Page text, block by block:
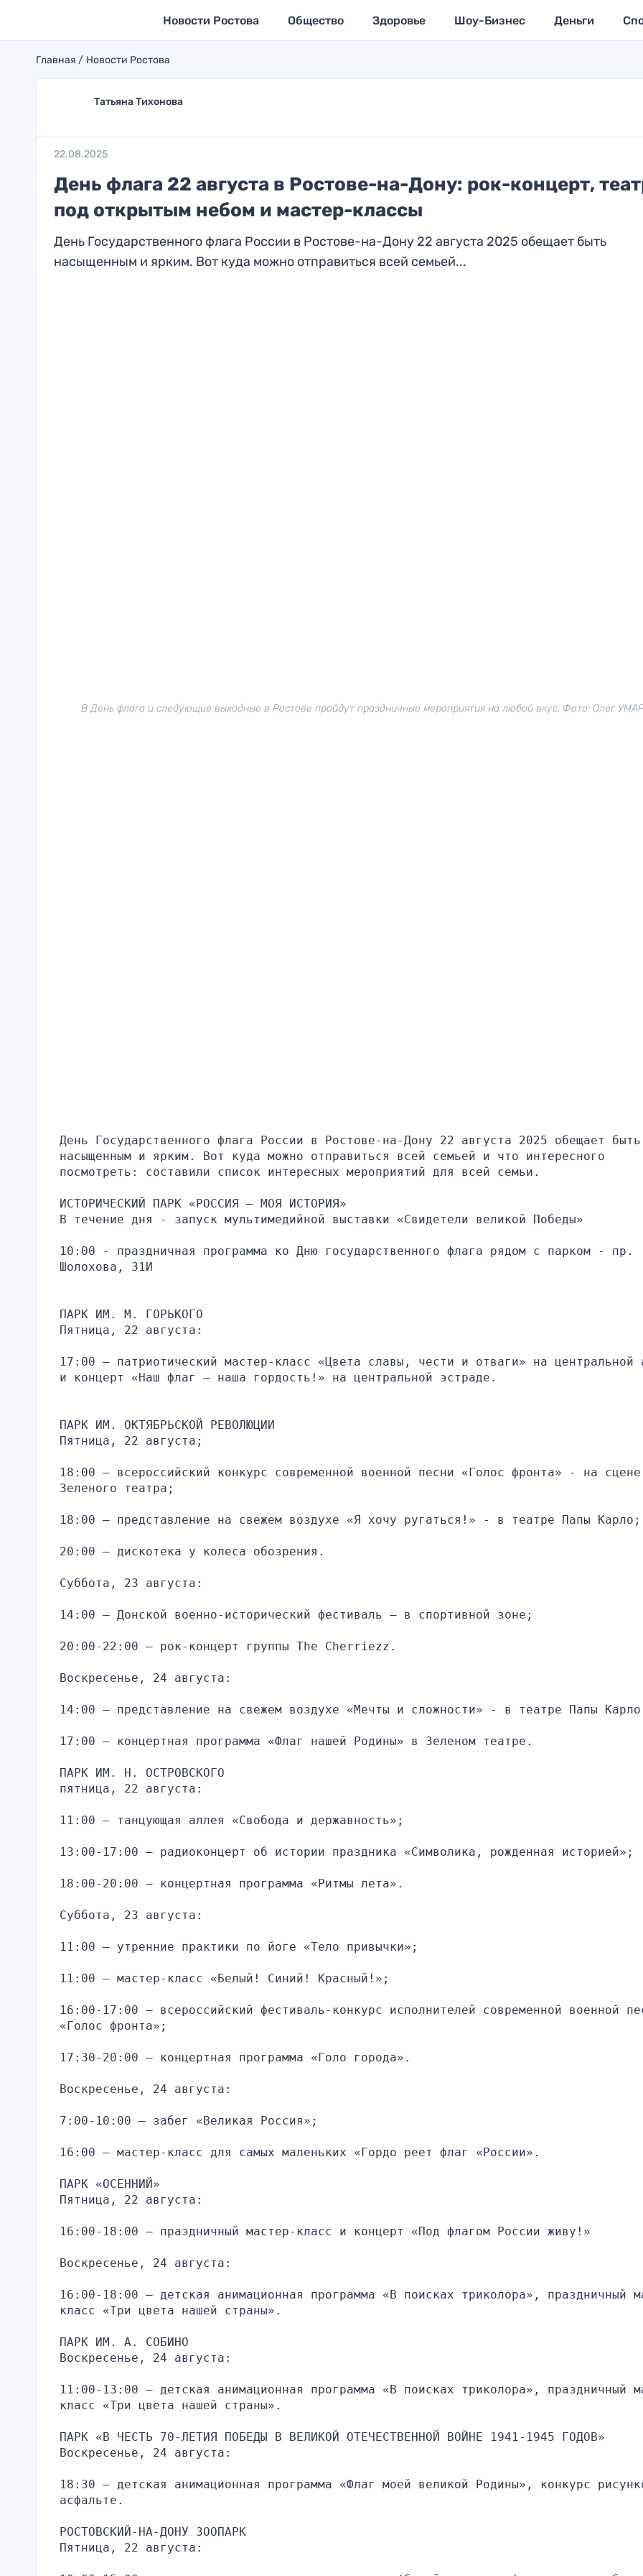
Новости Ростова Общество Здоровье Шоу-Бизнес Деньги
Главная Новости Ростова
Татьяна Тихонова
22.08.2025
День флага 22 августа в Ростове-на-Дону: рок-концерт,
под открытым небом и мастер-классы
День Государственного флага России в Ростове-на-Дону 22 августа 2025 обещает быть
насыщенным и ярким. Вот куда можно отправиться всей семьей...
В День флага и следующие выходные в Ростове пройдут праздничные мероприятия на любой вкус. Фото: Олег
День Государственного флага России в Ростове-на-Дону 22 августа 2025 обещает быть
насыщенным и ярким. Вот куда можно отправиться всей семьей и что интересного
посмотреть: составили список интересных мероприятий для всей семьи.
ИСТОРИЧЕСКИЙ ПАРК «РОССИЯ — МОЯ ИСТОРИЯ»
В течение дня - запуск мультимедийной выставки «Свидетели великой Победы»
10:00 - праздничная программа ко Дню государственного флага рядом с парком - пр.
Шолохова, 31И
ПАРК ИМ. М. ГОРЬКОГО
Пятница, 22 августа:
17:00 — патриотический мастер-класс «Цвета славы, чести и отваги» на центральной
и концерт «Наш флаг — наша гордость!» на центральной эстраде.
ПАРК ИМ. ОКТЯБРЬСКОЙ РЕВОЛЮЦИИ
Пятница, 22 августа;
18:00 — всероссийский конкурс современной военной песни «Голос фронта» - на сцене
Зеленого театра;
18:00 — представление на свежем воздухе «Я хочу ругаться!» - в театре Папы Карло;
20:00 — дискотека у колеса обозрения.
Суббота, 23 августа:
14:00 — Донской военно-исторический фестиваль — в спортивной зоне;
20:00-22:00 — рок-концерт группы The Cherriezz.
Воскресенье, 24 августа:
14:00 — представление на свежем воздухе «Мечты и сложности» - в театре Папы
17:00 — концертная программа «Флаг нашей Родины» в Зеленом театре.
ПАРК ИМ. Н. ОСТРОВСКОГО
пятница, 22 августа:
11:00 — танцующая аллея «Свобода и державность»;
13:00-17:00 — радиоконцерт об истории праздника «Символика, рожденная историей»;
18:00-20:00 — концертная программа «Ритмы лета».
Суббота, 23 августа:
11:00 — утренние практики по йоге «Тело привычки»;
11:00 — мастер-класс «Белый! Синий! Красный!»;
16:00-17:00 — всероссийский фестиваль-конкурс исполнителей современной военной
«Голос фронта»;
17:30-20:00 — концертная программа «Голо города».
Воскресенье, 24 августа:
7:00-10:00 — забег «Великая Россия»;
16:00 — мастер-класс для самых маленьких «Гордо реет флаг «России».
ПАРК «ОСЕННИЙ»
Пятница, 22 августа:
16:00-18:00 — праздничный мастер-класс и концерт «Под флагом России живу!»
Воскресенье, 24 августа:
16:00-18:00 — детская анимационная программа «В поисках триколора», праздничный
класс «Три цвета нашей страны».
ПАРК ИМ. А. СОБИНО
Воскресенье, 24 августа:
11:00-13:00 — детская анимационная программа «В поисках триколора», праздничный
класс «Три цвета нашей страны».
ПАРК «В ЧЕСТЬ 70-ЛЕТИЯ ПОБЕДЫ В ВЕЛИКОЙ ОТЕЧЕСТВЕННОЙ ВОЙНЕ 1941-1945 ГОДОВ»
Воскресенье, 24 августа:
18:30 — детская анимационная программа «Флаг моей великой Родины», конкурс
асфальте.
РОСТОВСКИЙ-НА-ДОНУ ЗООПАРК
Пятница, 22 августа: